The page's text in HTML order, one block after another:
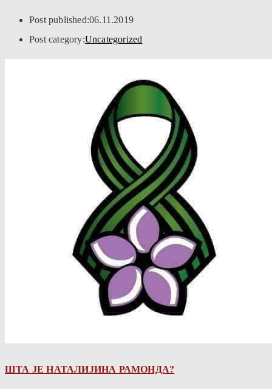
Post published:06.11.2019
Post category:Uncategorized
ШТА ЈЕ НАТАЛИЈИНА РАМОНДА?